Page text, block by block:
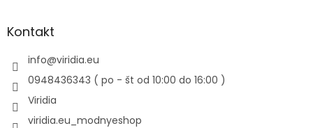
Kontakt
info@viridia.eu
0948436343 ( po - št od 10:00 do 16:00 )
Viridia
viridia.eu_modnyeshop